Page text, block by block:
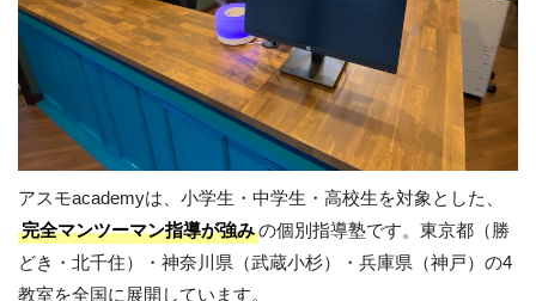
アスモacademyは、小学生・中学生・高校生を対象とした、
完全マンツーマン指導が強みの個別指導塾です。東京都（勝
どき・北千住）・神奈川県（武蔵小杉）・兵庫県（神戸）の4
教室を全国に展開しています。